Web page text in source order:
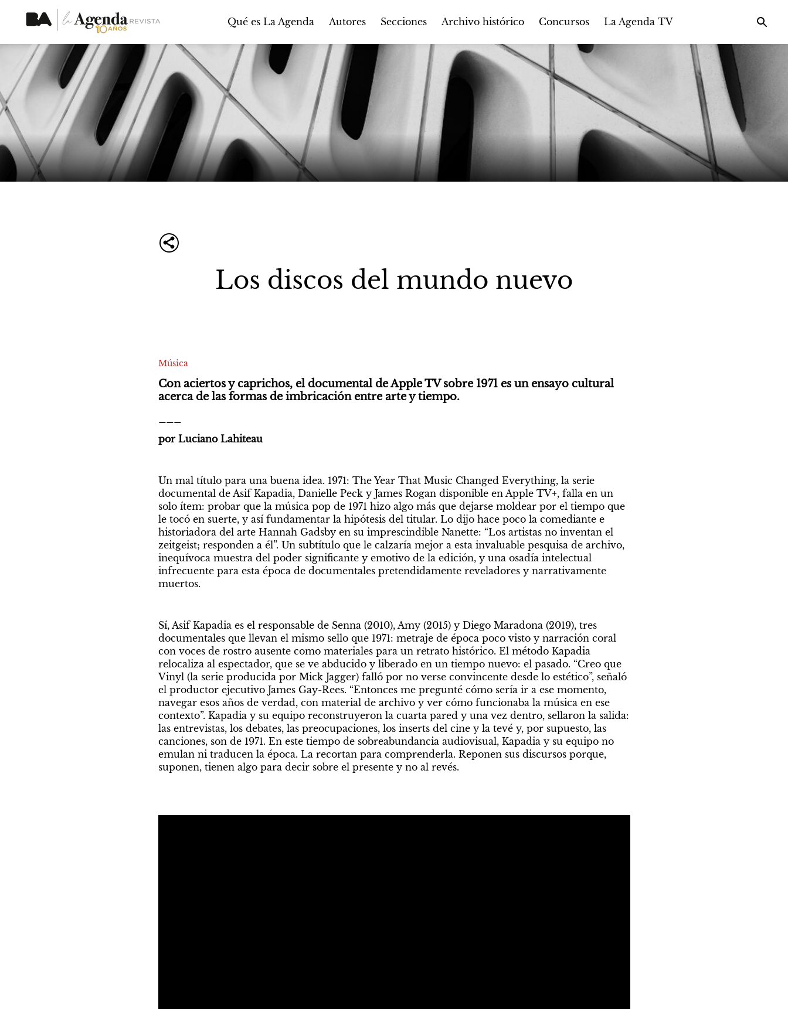
Qué es La Agenda Autores Secciones Archivo histórico Concursos La Agenda TV
Los discos del mundo nuevo
Música
Con aciertos y caprichos, el documental de Apple TV sobre 1971 es un ensayo cultural
acerca de las formas de imbricación entre arte y tiempo.
por Luciano Lahiteau
Un mal título para una buena idea. 1971: The Year That Music Changed Everything, la serie
documental de Asif Kapadia, Danielle Peck y James Rogan disponible en Apple TV+, falla en un
solo ítem: probar que la música pop de 1971 hizo algo más que dejarse moldear por el tiempo que
le tocó en suerte, y así fundamentar la hipótesis del titular. Lo dijo hace poco la comediante e
historiadora del arte Hannah Gadsby en su imprescindible Nanette: “Los artistas no inventan el
zeitgeist; responden a él”. Un subtítulo que le calzaría mejor a esta invaluable pesquisa de archivo,
inequívoca muestra del poder significante y emotivo de la edición, y una osadía intelectual
infrecuente para esta época de documentales pretendidamente reveladores y narrativamente
muertos.
Sí, Asif Kapadia es el responsable de Senna (2010), Amy (2015) y Diego Maradona (2019), tres
documentales que llevan el mismo sello que 1971: metraje de época poco visto y narración coral
con voces de rostro ausente como materiales para un retrato histórico. El método Kapadia
relocaliza al espectador, que se ve abducido y liberado en un tiempo nuevo: el pasado. “Creo que
Vinyl (la serie producida por Mick Jagger) falló por no verse convincente desde lo estético”, señaló
el productor ejecutivo James Gay-Rees. “Entonces me pregunté cómo sería ir a ese momento,
navegar esos años de verdad, con material de archivo y ver cómo funcionaba la música en ese
contexto”. Kapadia y su equipo reconstruyeron la cuarta pared y una vez dentro, sellaron la salida:
las entrevistas, los debates, las preocupaciones, los inserts del cine y la tevé y, por supuesto, las
canciones, son de 1971. En este tiempo de sobreabundancia audiovisual, Kapadia y su equipo no
emulan ni traducen la época. La recortan para comprenderla. Reponen sus discursos porque,
suponen, tienen algo para decir sobre el presente y no al revés.